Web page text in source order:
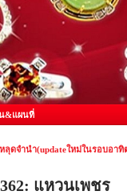
&แผนที่
ลุดจำนำ(updateใหม่ในรอบอาทิ
แหวนเพชร